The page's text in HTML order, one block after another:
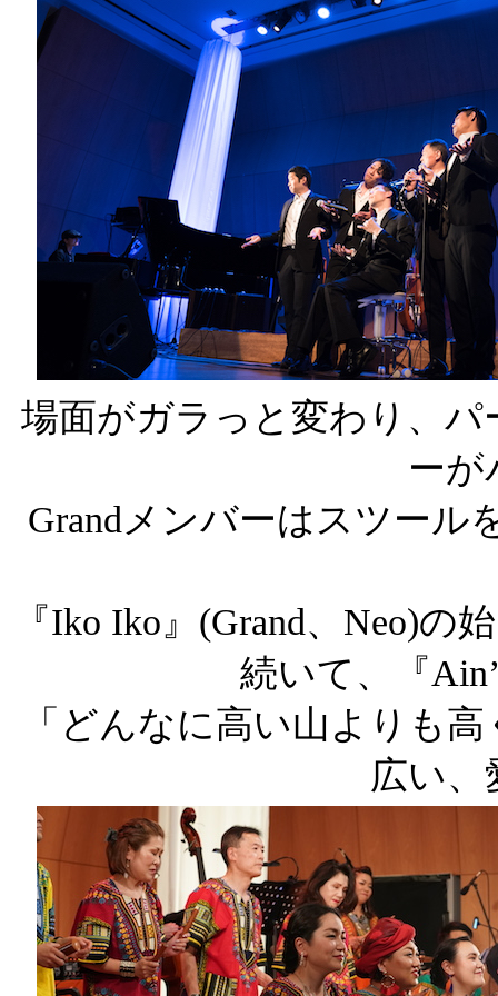
場面がガラっと変わり、
ーが
Grandメンバーはスツール
『Iko Iko』(Grand、Neo)
続いて、『
「どんなに高い山よりも
広い